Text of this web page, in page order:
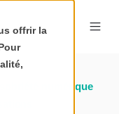
offrir la
sobriété numérique